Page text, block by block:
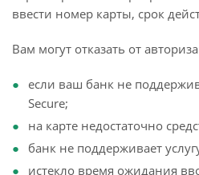
ввести номер карты, срок
Вам могут отказать от
если ваш банк не
Secure;
на карте недостаточно
банк не поддерживает
истекло время ожидания